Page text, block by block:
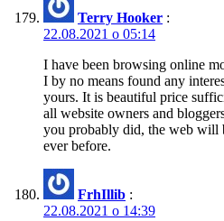
Terry Hooker :
22.08.2021 о 05:14
I have been browsing online
I by no means found any
yours. It is beautiful price
all website owners and
you probably did, the web will
ever before.
FrhIllib :
22.08.2021 о 14:39